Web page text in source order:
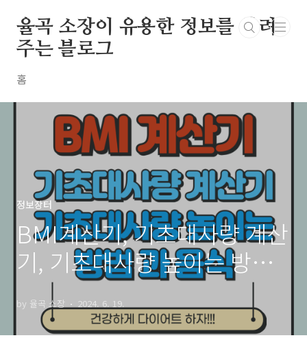
율곡 소장이 유용한 정보를 알려
주는 블로그
홈
정보장터
BMI계산기, 기초대사량 계산
기, 기초대사량 높이는 방법
과 음식
by 율곡 소장 2024. 6. 19.